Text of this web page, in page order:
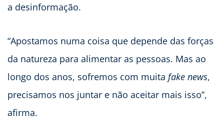
a desinformação.
“Apostamos numa coisa que depende das forças
da natureza para alimentar as pessoas. Mas ao
longo dos anos, sofremos com muita fake news,
precisamos nos juntar e não aceitar mais isso”,
afirma.